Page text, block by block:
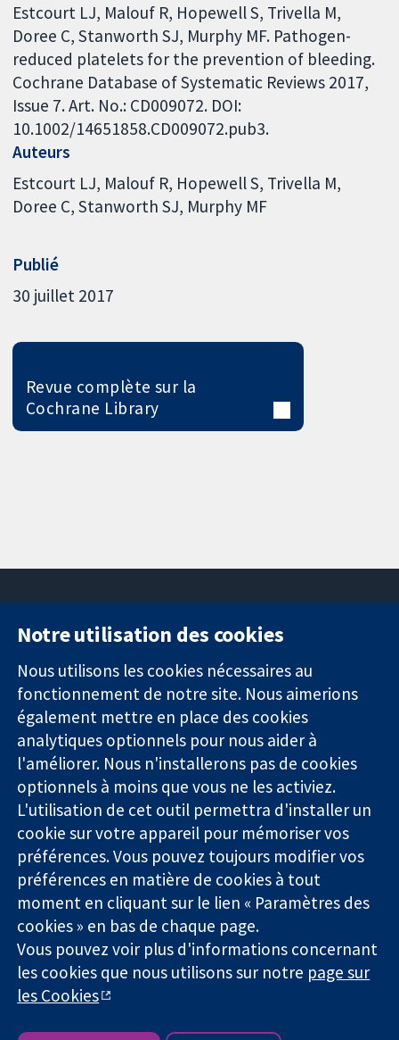
Estcourt LJ, Malouf R, Hopewell S, Trivella M,
Doree C, Stanworth SJ, Murphy MF. Pathogen-
reduced platelets for the prevention of bleeding.
Cochrane Database of Systematic Reviews 2017,
Issue 7. Art. No.: CD009072. DOI:
10.1002/14651858.CD009072.pub3.
Auteurs
Estcourt LJ Malouf R Hopewell S Trivella M
Doree C Stanworth SJ Murphy MF
Publié
30 juillet 2017
Revue complète sur la
Cochrane Library
Des données
probantes.
Des décisions
éclairées.
Une meilleure
santé.
11-13 Cavendish
Square
Londres
W1G0AN
Royaume-Uni
nous
Actualités
Service de
presse
Qui sommes-
nous
Offres
d'emploi
Library
La Collaboration Cochrane est une association caritative (n°
1045921) et une société à responsabilité limitée par garantie (n°
03044323) enregistrée en Angleterre et au Pays de Galles. Numéro
de TVA : GB 718 2127 49.
Copyright © 2026 The Cochrane Collaboration
Conditions Générales|Mentions légales|Politique de
Notre utilisation des cookies
Nous utilisons les cookies nécessaires au
fonctionnement de notre site. Nous aimerions
également mettre en place des cookies
analytiques optionnels pour nous aider à
l'améliorer. Nous n'installerons pas de cookies
optionnels à moins que vous ne les activiez.
L'utilisation de cet outil permettra d'installer un
cookie sur votre appareil pour mémoriser vos
préférences. Vous pouvez toujours modifier vos
préférences en matière de cookies à tout
moment en cliquant sur le lien « Paramètres des
cookies » en bas de chaque page.
Vous pouvez voir plus d'informations concernant
les cookies que nous utilisons sur notre page sur
les Cookies